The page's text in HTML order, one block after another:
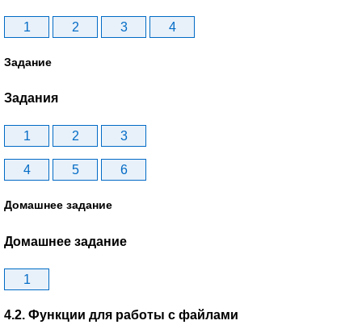
1 2 3 4
Задание
Задания
1 2 3
4 5 6
Домашнее задание
Домашнее задание
1
4.2. Функции для работы с файлами